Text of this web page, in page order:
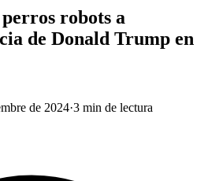
robots a
de Donald Trump en
de 2024·3 min de lectura